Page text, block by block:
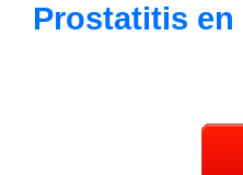
Prostatitis